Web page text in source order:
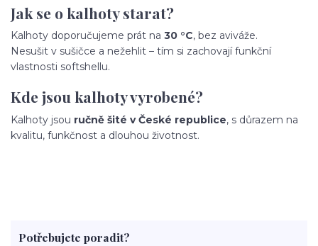
Jak se o kalhoty starat?
Kalhoty doporučujeme prát na 30 °C, bez aviváže.
Nesušit v sušičce a nežehlit – tím si zachovají funkční
vlastnosti softshellu.
Kde jsou kalhoty vyrobené?
Kalhoty jsou ručně šité v České republice, s důrazem na
kvalitu, funkčnost a dlouhou životnost.
Potřebujete poradit?